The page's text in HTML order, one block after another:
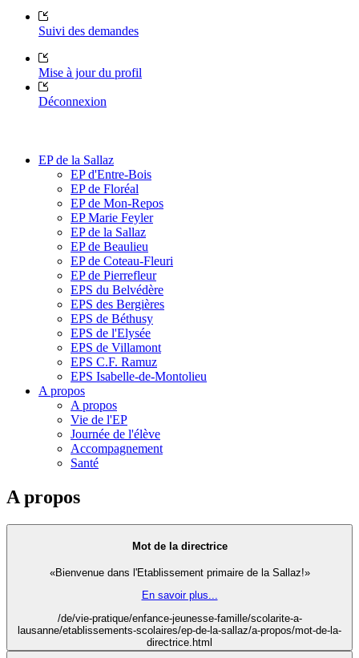
Suivi des demandes
Mise à jour du profil
Déconnexion
EP de la Sallaz
EP d'Entre-Bois
EP de Floréal
EP de Mon-Repos
EP Marie Feyler
EP de la Sallaz
EP de Beaulieu
EP de Coteau-Fleuri
EP de Pierrefleur
EPS du Belvédère
EPS des Bergières
EPS de Béthusy
EPS de l'Elysée
EPS de Villamont
EPS C.F. Ramuz
EPS Isabelle-de-Montolieu
A propos
A propos
Vie de l'EP
Journée de l'élève
Accompagnement
Santé
A propos
Mot de la directrice
«Bienvenue dans l'Etablissement primaire de la Sallaz!»
En savoir plus...
/de/vie-pratique/enfance-jeunesse-famille/scolarite-a-
lausanne/etablissements-scolaires/ep-de-la-sallaz/a-propos/mot-de-la-
directrice.html